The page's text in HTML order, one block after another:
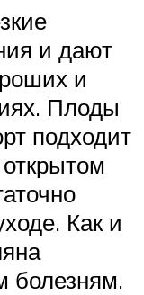
и дают
и
Плоды
подходит
Как и
болезням.